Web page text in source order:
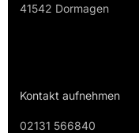
41542 Dormagen
Kontakt aufnehmen
02131 566840